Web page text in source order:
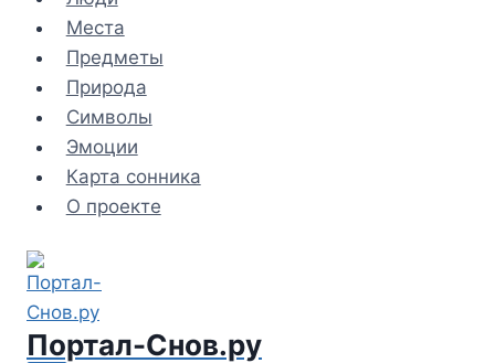
Места
Предметы
Природа
Символы
Эмоции
Карта сонника
О проекте
Портал-Снов.ру